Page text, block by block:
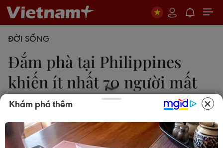
ĐỜI SỐNG
Đắm phà tại Philippines
khiến ít nhất 70 người mất
tích
13/09/2014 23:04
Khám phá thêm